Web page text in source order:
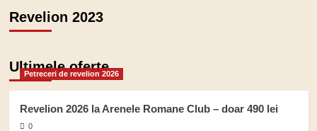
Revelion 2023
Ultimele oferte
Petreceri de revelion 2026
Revelion 2026 la Arenele Romane Club – doar 490 lei
0